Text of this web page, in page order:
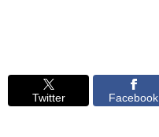
Twitter Facebook